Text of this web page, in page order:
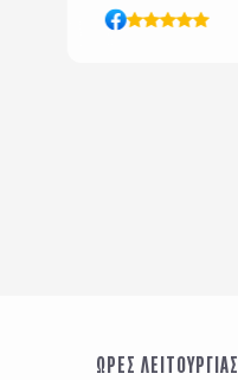
ΩΡΕΣ ΛΕΙΤΟΥΡΓΙΑΣ